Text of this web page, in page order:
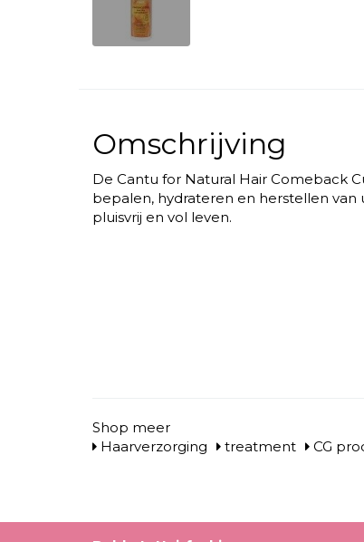
Omschrijving
De Cantu for Natural Hair Comeback
bepalen, hydrateren en herstellen van
pluisvrij en vol leven.
Shop meer
Haarverzorging
treatment CG